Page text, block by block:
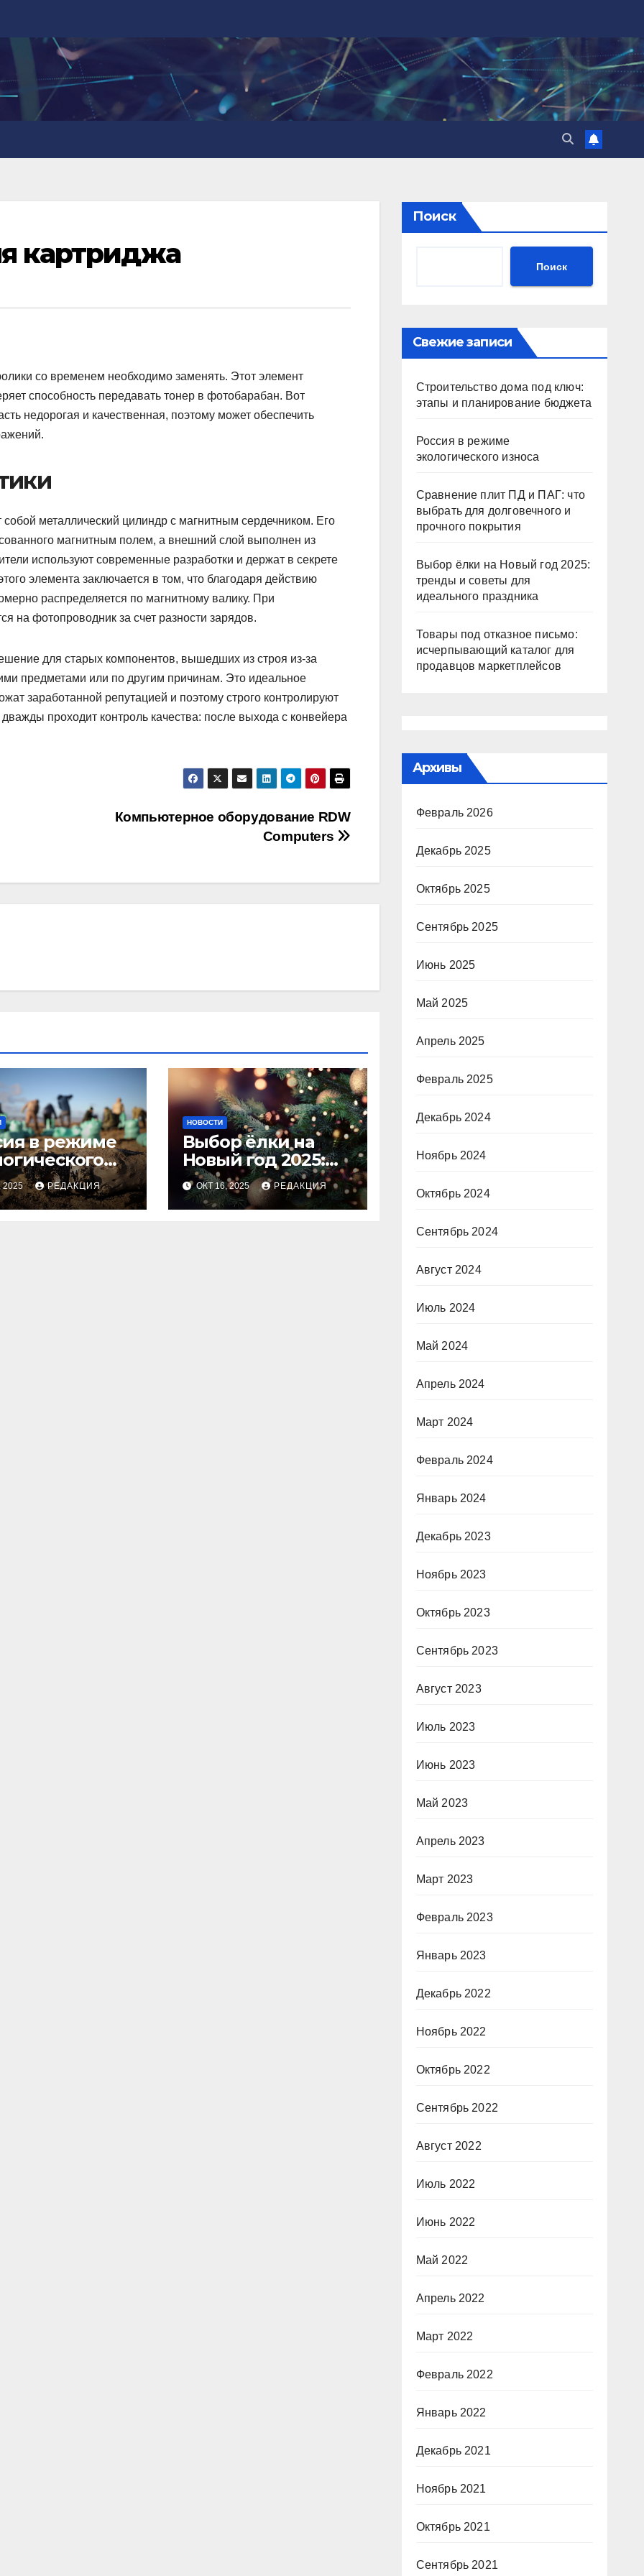
картриджа
со временем необходимо заменять. Этот элемент
способность передавать тонер в фотобарабан. Вот
недорогая и качественная, поэтому может обеспечить
металлический цилиндр с магнитным сердечником. Его
магнитным полем, а внешний слой выполнен из
используют современные разработки и держат в секрете
элемента заключается в том, что благодаря действию
распределяется по магнитному валику. При
на фотопроводник за счет разности зарядов.
для старых компонентов, вышедших из строя из-за
предметами или по другим причинам. Это идеальное
заработанной репутацией и поэтому строго контролируют
проходит контроль качества: после выхода с конвейера
Компьютерное оборудование RDW
Computers
в режиме
2025 РЕДАКЦИЯ
НОВОСТИ
Выбор ёлки на
Новый год 2025:
тренды и советы
для идеального
праздника
ОКТ 16, 2025 РЕДАКЦИЯ
Поиск
Поиск
Свежие записи
Строительство дома под ключ:
этапы и планирование бюджета
Россия в режиме
экологического износа
Сравнение плит ПД и ПАГ: что
выбрать для долговечного и
прочного покрытия
Выбор ёлки на Новый год 2025:
тренды и советы для
идеального праздника
Товары под отказное письмо:
исчерпывающий каталог для
продавцов маркетплейсов
Архивы
Февраль 2026
Декабрь 2025
Октябрь 2025
Сентябрь 2025
Июнь 2025
Май 2025
Апрель 2025
Февраль 2025
Декабрь 2024
Ноябрь 2024
Октябрь 2024
Сентябрь 2024
Август 2024
Июль 2024
Май 2024
Апрель 2024
Март 2024
Февраль 2024
Январь 2024
Декабрь 2023
Ноябрь 2023
Октябрь 2023
Сентябрь 2023
Август 2023
Июль 2023
Июнь 2023
Май 2023
Апрель 2023
Март 2023
Февраль 2023
Январь 2023
Декабрь 2022
Ноябрь 2022
Октябрь 2022
Сентябрь 2022
Август 2022
Июль 2022
Июнь 2022
Май 2022
Апрель 2022
Март 2022
Февраль 2022
Январь 2022
Декабрь 2021
Ноябрь 2021
Октябрь 2021
Сентябрь 2021